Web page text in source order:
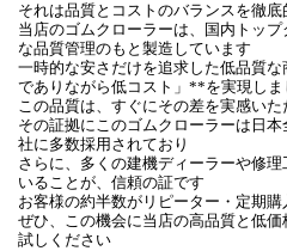
それは品質とコストのバランスを徹
当店のゴムクローラーは、国内トッ
な品質管理のもと製造しています
一時的な安さだけを追求した低品質
でありながら低コスト」**を実現しま
この品質は、すぐにその差を実感いた
その証拠にこのゴムクローラーは日
社に多数採用されており
さらに、多くの建機ディーラーや修
いることが、信頼の証です
お客様の約半数がリピーター・定期
ぜひ、この機会に当店の高品質と低
試しください